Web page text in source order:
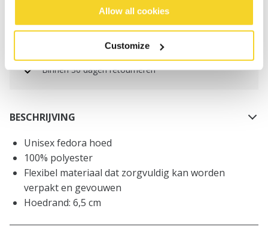
Allow all cookies
Customize
Bestellingen die op werkdagen vóór 12:00 uur
worden geplaatst, worden dezelfde dag verzonden
Binnen 30 dagen retourneren
BESCHRIJVING
Unisex fedora hoed
100% polyester
Flexibel materiaal dat zorgvuldig kan worden
verpakt en gevouwen
Hoedrand: 6,5 cm